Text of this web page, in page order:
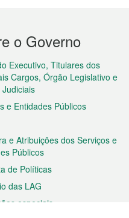
o Governo
Executivo, Titulares dos
Cargos, Órgão Legislativo e
e Entidades Públicos
e Atribuições dos Serviços e
Públicos
de Políticas
das LAG
especiais